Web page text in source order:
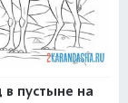
пустыне на